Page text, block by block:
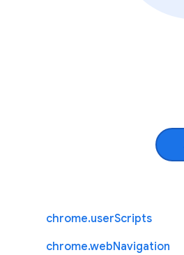
chrome.userScripts
chrome.webNavigation